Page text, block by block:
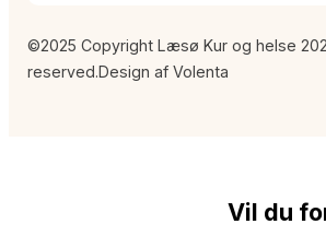
©2025 Copyright Læsø Kur og helse
reserved.Design af Volenta
Vil du